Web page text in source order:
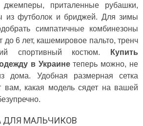
джемперы, приталенные рубашки,
из футболок и бриджей. Для зимы
симпатичные комбинезоны
до 6 лет, кашемировое пальто, тренч
спортивный костюм.
Купить
в Украинетеперь можно, не
дома. Удобная размерная сетка
вам, какая модель сядет на вашей
МАЛЬЧИКОВ